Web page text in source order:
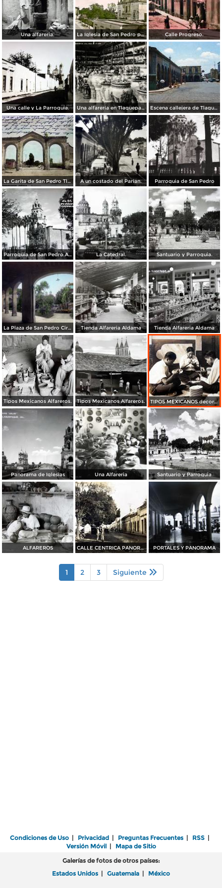
Una alfareria. La Iglesia de San Pedro por el Fotógrafo Juan Kaiser. Calle Progreso.
Una calle y La Parroquia. Una alfarería en Tlaquepaque Escena callejera de Tlaquepaque, Jalisco 1958.
La Garita de San Pedro Tlaquepaque, Jalisco ( Circulada el 6 de Diciembre de 1909 ). A un costado del Parian. Parroquia de San Pedro
Parroquia de San Pedro Apóstol La Catedral. Santuario y Parroquia.
La Plaza de San Pedro Circa 1910 por el editor Juan Kaiser Tienda Alfareria Aldama Tienda Alfareria Aldama
Tipos Mexicanos Alfareros. Tipos Mexicanos Alfareros. TIPOS MEXICANOS decorando loza
Panorama de Iglesias Una Alfareria Santuario y Parroquia
ALFAREROS CALLE CENTRICA PANORAMA San Pedro Tlaquepaque PORTALES Y PANORAMA
1 2 3 Siguiente
Condiciones de Uso | Privacidad | Preguntas Frecuentes | RSS |
Versión Móvil| Mapa de Sitio
Galerías de fotos de otros países:
Estados Unidos | Guatemala | México